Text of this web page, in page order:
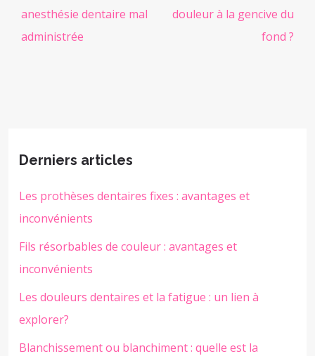
anesthésie dentaire mal
administrée
douleur à la gencive du
fond ?
Derniers articles
Les prothèses dentaires fixes : avantages et
inconvénients
Fils résorbables de couleur : avantages et
inconvénients
Les douleurs dentaires et la fatigue : un lien à
explorer?
Blanchissement ou blanchiment : quelle est la